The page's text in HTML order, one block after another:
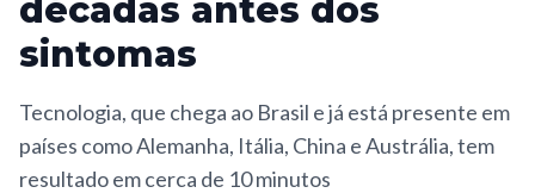
décadas antes dos
sintomas
Tecnologia, que chega ao Brasil e já está presente em
países como Alemanha, Itália, China e Austrália, tem
resultado em cerca de 10 minutos